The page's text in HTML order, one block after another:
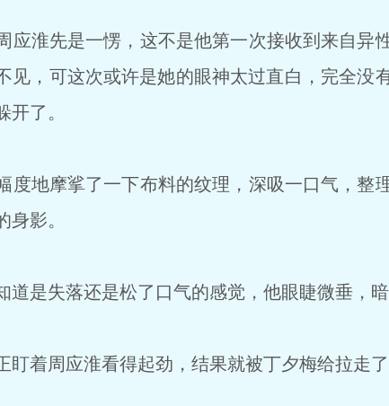
淮先是一愣，这不是他第一次接收到来自异
见，可这次或许是她的眼神太过直白，完全没
开了。
地摩挲了一下布料的纹理，深吸一口气，整
影。
是失落还是松了口气的感觉，他眼睫微垂，暗
着周应淮看得起劲，结果就被丁夕梅给拉走了